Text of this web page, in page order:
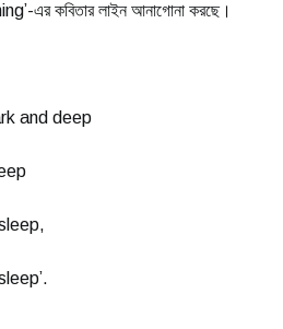
এর কবিতার লাইন আনাগোনা করছে।
and deep